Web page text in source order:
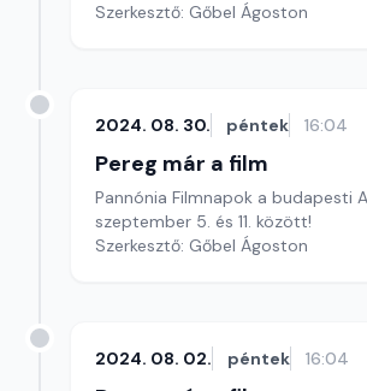
Szerkesztő: Gőbel Ágoston
2024. 08. 30. péntek 16:04
Pereg már a film
Pannónia Filmnapok a budapesti
szeptember 5. és 11. között!
Szerkesztő: Gőbel Ágoston
2024. 08. 02. péntek 16:04